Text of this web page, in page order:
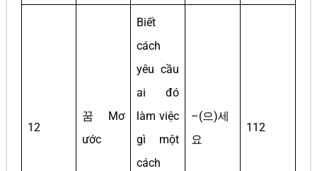
12
꿈 Mơ
ước
Biết
cách
yêu cầu
ai đó
làm việc
gì một
cách
–(으)세
요
112